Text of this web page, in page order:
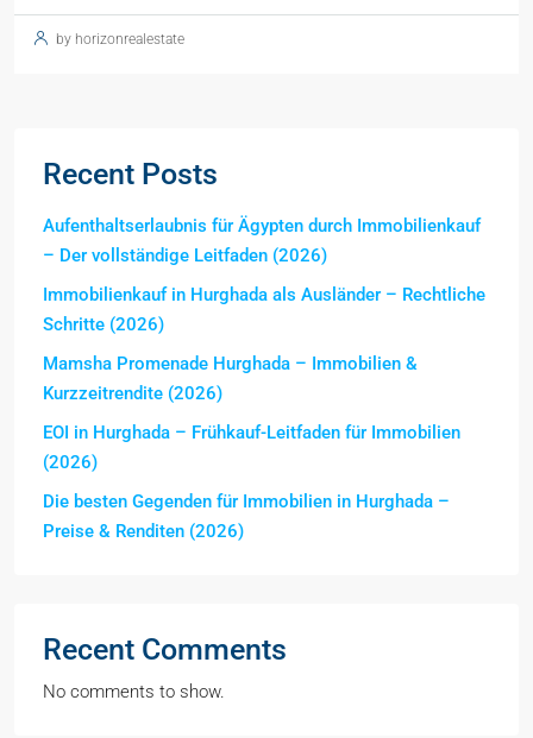
by horizonrealestate
Recent Posts
Aufenthaltserlaubnis für Ägypten durch Immobilienkauf
– Der vollständige Leitfaden (2026)
Immobilienkauf in Hurghada als Ausländer – Rechtliche
Schritte (2026)
Mamsha Promenade Hurghada – Immobilien &
Kurzzeitrendite (2026)
EOI in Hurghada – Frühkauf-Leitfaden für Immobilien
(2026)
Die besten Gegenden für Immobilien in Hurghada –
Preise & Renditen (2026)
Recent Comments
No comments to show.